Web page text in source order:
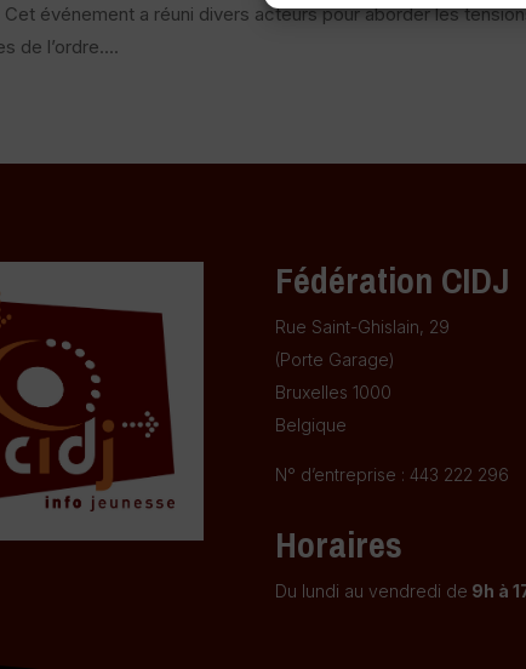
Cet événement a réuni divers acteurs pour aborder les
de l’ordre....
Fédération CIDJ
Rue Saint-Ghislain, 29
(Porte Garage)
Bruxelles 1000
Belgique
N° d’entreprise : 443 222 296
Horaires
Du lundi au vendredi de 9h à